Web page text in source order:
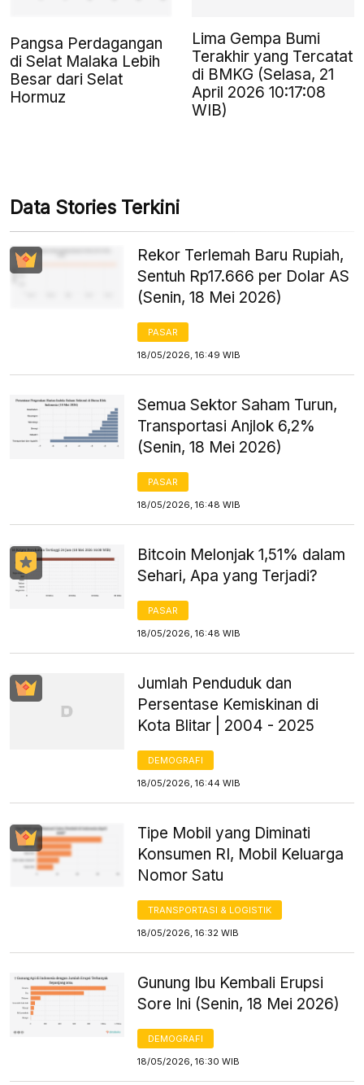
Pangsa Perdagangan
di Selat Malaka Lebih
Besar dari Selat
Hormuz
Lima Gempa Bumi
Terakhir yang Tercatat
di BMKG (Selasa, 21
April 2026 10:17:08
WIB)
Data Stories Terkini
Rekor Terlemah Baru Rupiah,
Sentuh Rp17.666 per Dolar AS
(Senin, 18 Mei 2026)
PASAR
18/05/2026, 16:49 WIB
Semua Sektor Saham Turun,
Transportasi Anjlok 6,2%
(Senin, 18 Mei 2026)
PASAR
18/05/2026, 16:48 WIB
Bitcoin Melonjak 1,51% dalam
Sehari, Apa yang Terjadi?
PASAR
18/05/2026, 16:48 WIB
Jumlah Penduduk dan
Persentase Kemiskinan di
Kota Blitar | 2004 - 2025
DEMOGRAFI
18/05/2026, 16:44 WIB
Tipe Mobil yang Diminati
Konsumen RI, Mobil Keluarga
Nomor Satu
TRANSPORTASI & LOGISTIK
18/05/2026, 16:32 WIB
Gunung Ibu Kembali Erupsi
Sore Ini (Senin, 18 Mei 2026)
DEMOGRAFI
18/05/2026, 16:30 WIB